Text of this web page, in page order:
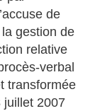
de
gestion de
relative
verbal
transformée
juillet 2007